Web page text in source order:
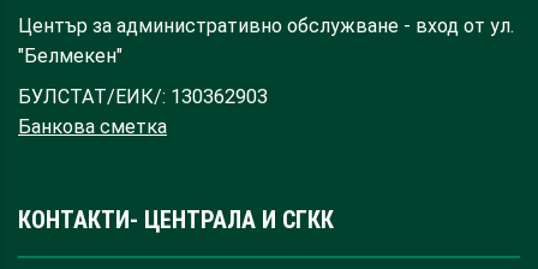
Център за административно обслужване - вход от ул.
"Белмекен"
БУЛСТАТ/ЕИК/: 130362903
Банкова сметка
КОНТАКТИ- ЦЕНТРАЛА И СГКК